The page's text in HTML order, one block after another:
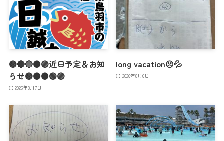
🟡🔴🔵🟠🟣近日予定＆お知
らせ🟡🟠🟤🟢🟣
2026年8月7日
long vacation😣💦
2026年8月6日